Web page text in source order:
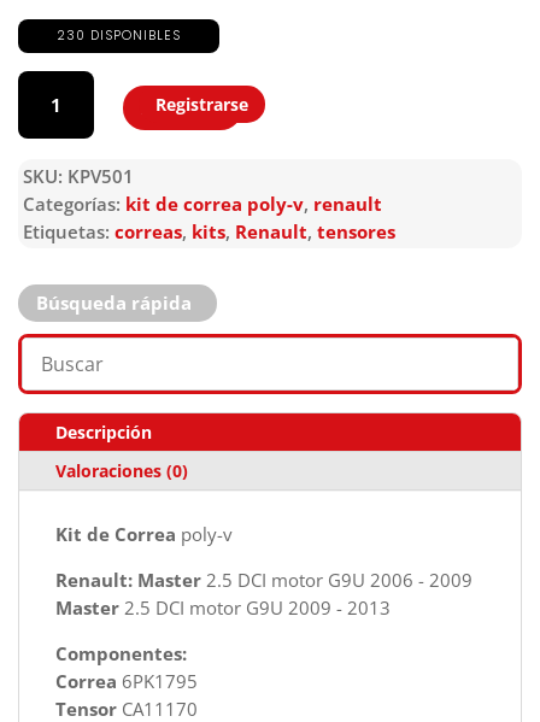
230 DISPONIBLES
KPV501
cantidad
Agregar
Registrarse
SKU: KPV501
Categorías: kit de correa poly-v, renault
Etiquetas: correas, kits, Renault, tensores
Búsqueda rápida
Descripción
Valoraciones (0)
Kit de Correa poly-v
Renault: Master 2.5 DCI motor G9U 2006 - 2009
Master 2.5 DCI motor G9U 2009 - 2013
Componentes:
Correa 6PK1795
Tensor CA11170